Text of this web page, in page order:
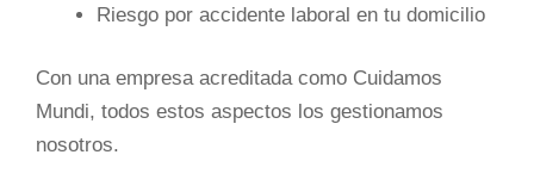
Riesgo por accidente laboral en tu domicilio
Con una empresa acreditada como Cuidamos
Mundi, todos estos aspectos los gestionamos
nosotros.